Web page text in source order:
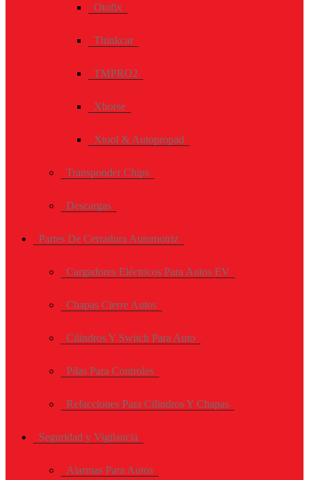
Otofix
Thinkcar
TMPRO2
Xhorse
Xtool & Autopropad
Transponder Chips
Descargas
Partes De Cerradura Automotriz
Cargadores Eléctricos Para Autos EV
Chapas Cierre Autos
Cilindros Y Switch Para Auto
Pilas Para Controles
Refacciones Para Cilindros Y Chapas
Seguridad y Vigilancia
Alarmas Para Autos